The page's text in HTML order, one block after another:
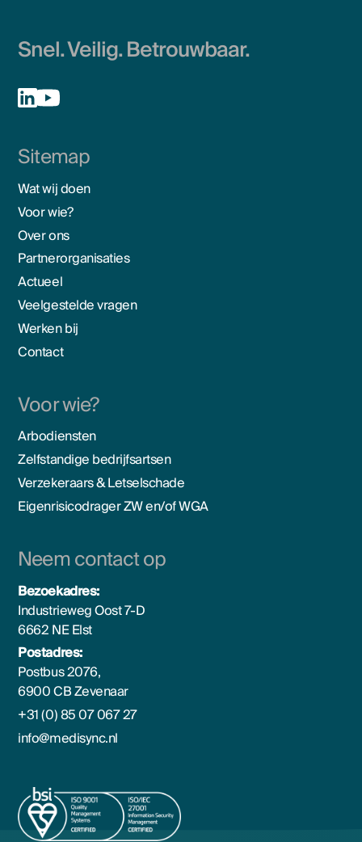
Snel. Veilig. Betrouwbaar.
Sitemap
Wat wij doen
Voor wie?
Over ons
Partnerorganisaties
Actueel
Veelgestelde vragen
Werken bij
Contact
Neem contact op
Bezoekadres:
Industrieweg Oost 7-D
6662 NE Elst
Postadres:
Postbus 2076,
6900 CB Zevenaar
+31 (0) 85 07 067 27
info@medisync.nl
Voor wie?
Arbodiensten
Zelfstandige bedrijfsartsen
Verzekeraars & Letselschade
Eigenrisicodrager ZW en/of WGA